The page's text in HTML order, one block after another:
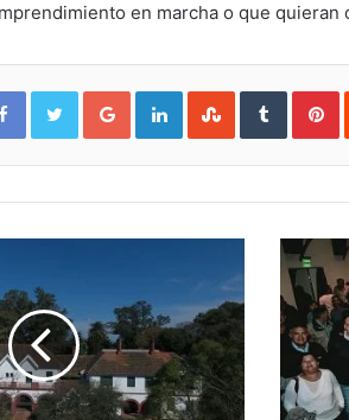
en marcha o que quieran
FacebookTwitterGoogle+LinkedInStumbleUpon
Tumblr